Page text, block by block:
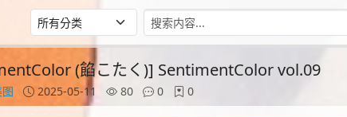
(餡こたく)] SentimentColor vol.09
2025-05-11 80 0 0